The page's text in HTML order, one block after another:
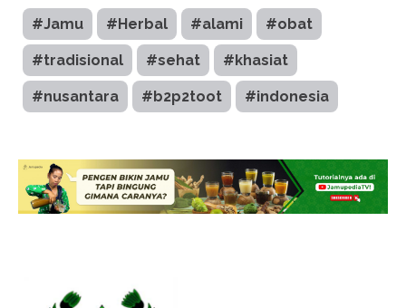
#Jamu #Herbal #alami #obat
#tradisional #sehat #khasiat
#nusantara #b2p2toot #indonesia